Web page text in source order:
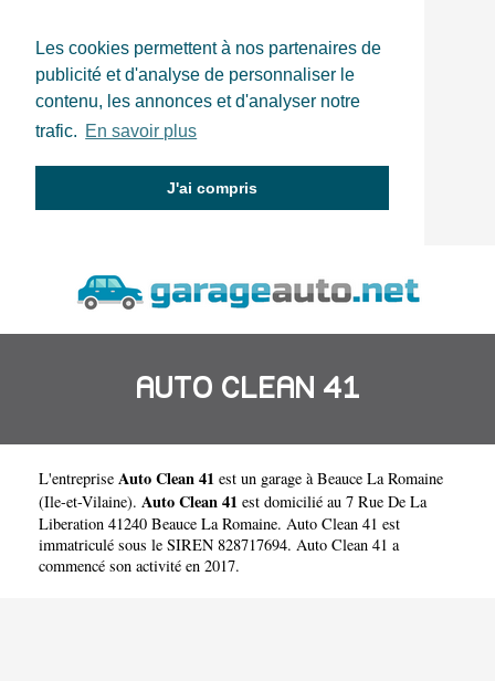
Les cookies permettent à nos partenaires de
publicité et d'analyse de personnaliser le
contenu, les annonces et d'analyser notre
trafic. En savoir plus
J'ai compris
AUTO CLEAN 41
L'entreprise Auto Clean 41 est un garage à Beauce La Romaine
(Ile-et-Vilaine). Auto Clean 41 est domicilié au 7 Rue De La
Liberation 41240 Beauce La Romaine. Auto Clean 41 est
immatriculé sous le SIREN 828717694. Auto Clean 41 a
commencé son activité en 2017.